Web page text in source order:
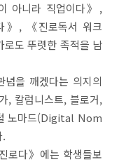
아니라 직업이다》,
》, 《진로독서 워크
도 뚜렷한 족적을 남
념을 깨겠다는 의지의
, 칼럼니스트, 블로거,
노마드(Digital Nom
.
로다》에는 학생들보